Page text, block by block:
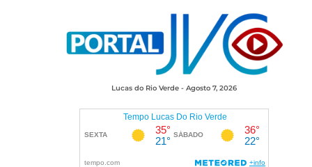
Lucas do Rio Verde - Agosto 7, 2026